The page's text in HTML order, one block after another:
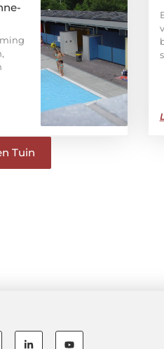
Tuin